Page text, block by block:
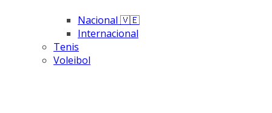
Nacional 🇻🇪
Internacional
Tenis
Voleibol